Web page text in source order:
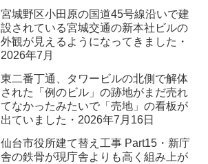
宮城野区小田原の国道45号線沿いで建
設されている宮城交通の新本社ビルの
外観が見えるようになってきました・
2026年7月
東二番丁通、タワービルの北側で解体
された「例のビル」の跡地がまだ売れ
てなかったみたいで「売地」の看板が
出ていました・2026年7月16日
仙台市役所建て替え工事 Part15・新庁
舎の鉄骨が現庁舎よりも高く組み上が